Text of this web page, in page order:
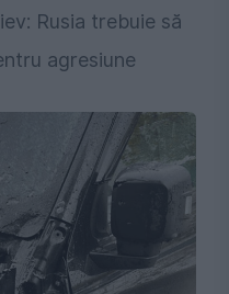
Rusia trebuie să
agresiune